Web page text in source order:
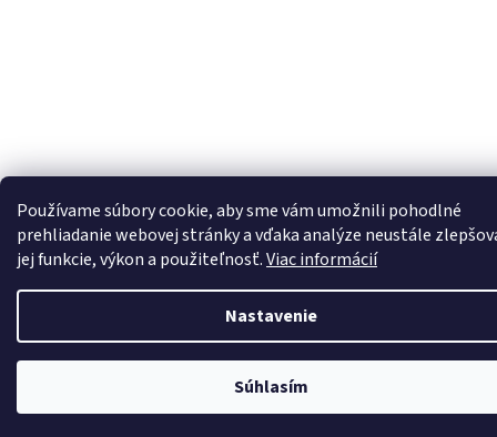
Používame súbory cookie, aby sme vám umožnili pohodlné
prehliadanie webovej stránky a vďaka analýze neustále
jej funkcie, výkon a použiteľnosť.Viac informácií
Nastavenie
Súhlasím